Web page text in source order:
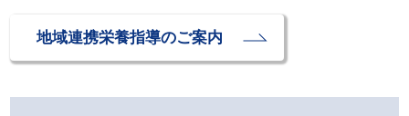
地域連携栄養指導のご案内